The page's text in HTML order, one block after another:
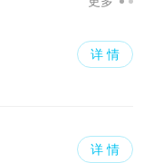
详 情
详 情